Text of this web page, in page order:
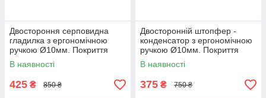
Двостороння серповидна
гладилка з ергономічною
ручкою Ø10мм. Покриття
Gold
В наявності
425 ₴ 850 ₴
Двосторонній штопфер -
конденсатор з ергономічною
ручкою Ø10мм. Покриття
Gold
В наявності
375 ₴ 750 ₴